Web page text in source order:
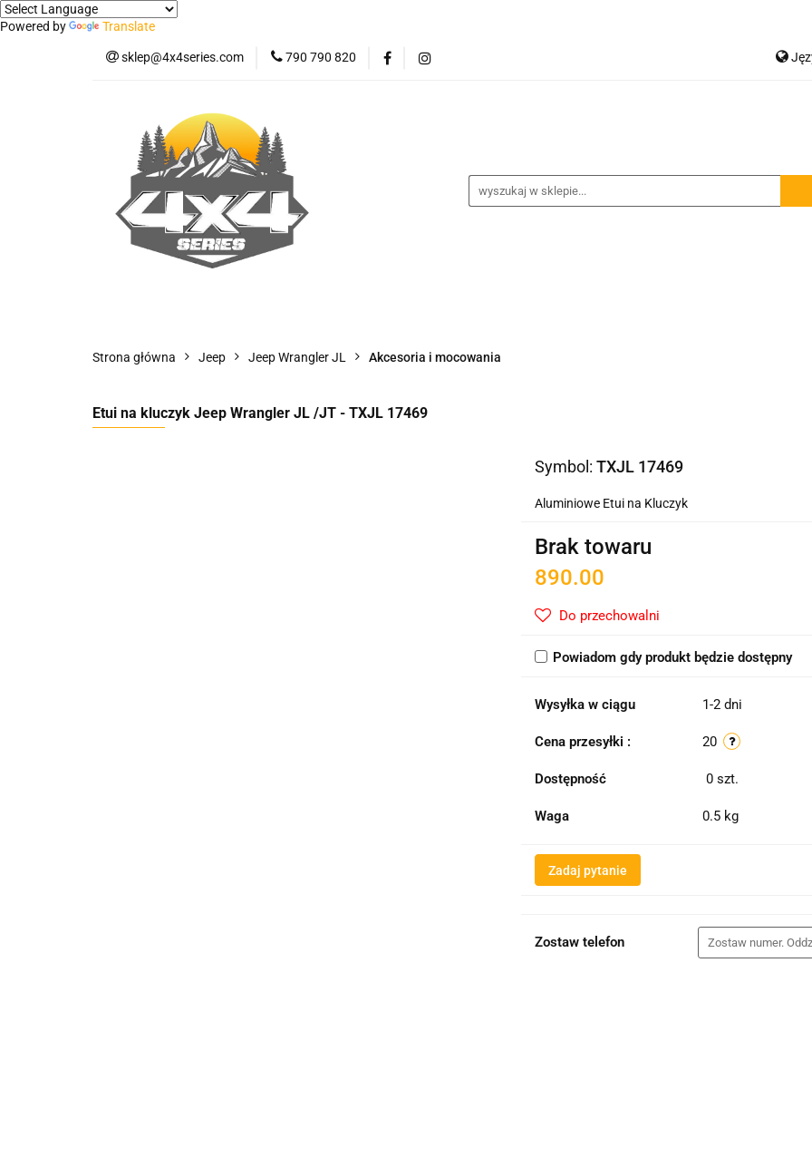
Powered by Translate
sklep@4x4series.com 790 790 820
Panele ochronne
Pick-up
Osłony - Owiewki - Spojlery
Strona główna Jeep Jeep Wrangler JL Akcesoria i mocowania
Etui na kluczyk Jeep Wrangler JL /JT - TXJL 17469
Symbol: TXJL 17469
Aluminiowe Etui na Kluczyk
Brak towaru
890.00
Do przechowalni
Powiadom gdy produkt będzie dostępny
Wysyłka w ciągu 1-2 dni
Cena przesyłki : 20
Dostępność 0 szt.
Waga 0.5 kg
Zadaj pytanie
Zostaw telefon